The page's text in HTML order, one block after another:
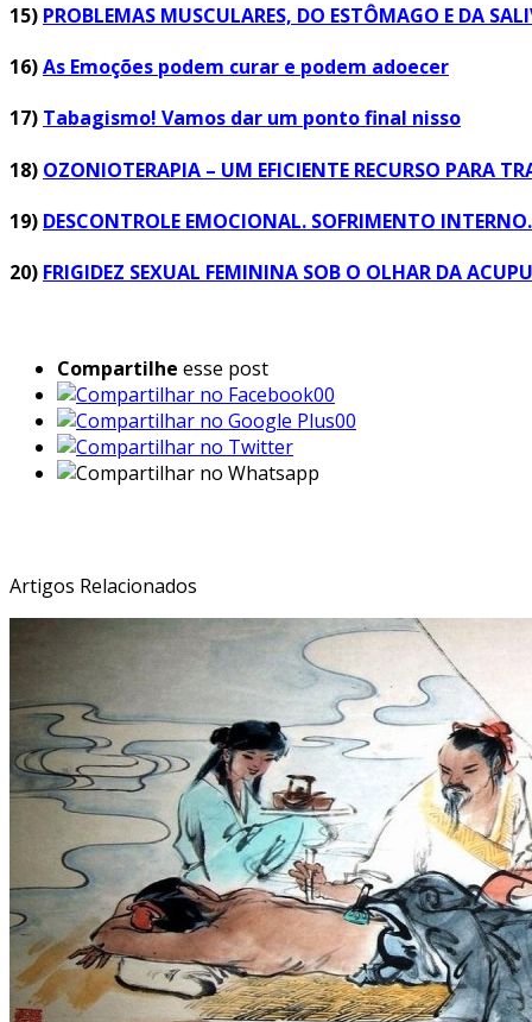
15) PROBLEMAS MUSCULARES, DO ESTÔMAGO E DA
16)As Emoções podem curar e podem adoecer
17) Tabagismo! Vamos dar um ponto final nisso
18) OZONIOTERAPIA – UM EFICIENTE RECURSO PARA
19) DESCONTROLE EMOCIONAL. SOFRIMENTO
20) FRIGIDEZ SEXUAL FEMININA SOB O OLHAR DA
Compartilhe esse post
00
00
Artigos Relacionados